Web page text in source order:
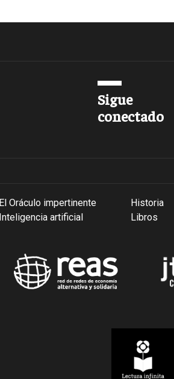
Sigue
conectado
El Oráculo impertinente
Inteligencia artificial
Historia
Libros